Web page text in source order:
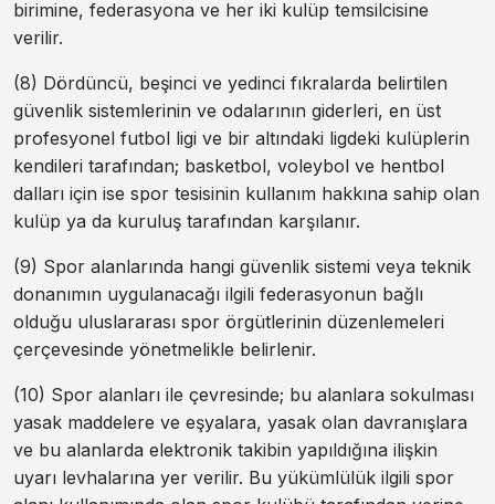
birimine, federasyona ve her iki kulüp temsilcisine
verilir.
(8) Dördüncü, beşinci ve yedinci fıkralarda belirtilen
güvenlik sistemlerinin ve odalarının giderleri, en üst
profesyonel futbol ligi ve bir altındaki ligdeki kulüplerin
kendileri tarafından; basketbol, voleybol ve hentbol
dalları için ise spor tesisinin kullanım hakkına sahip olan
kulüp ya da kuruluş tarafından karşılanır.
(9) Spor alanlarında hangi güvenlik sistemi veya teknik
donanımın uygulanacağı ilgili federasyonun bağlı
olduğu uluslararası spor örgütlerinin düzenlemeleri
çerçevesinde yönetmelikle belirlenir.
(10) Spor alanları ile çevresinde; bu alanlara sokulması
yasak maddelere ve eşyalara, yasak olan davranışlara
ve bu alanlarda elektronik takibin yapıldığına ilişkin
uyarı levhalarına yer verilir. Bu yükümlülük ilgili spor